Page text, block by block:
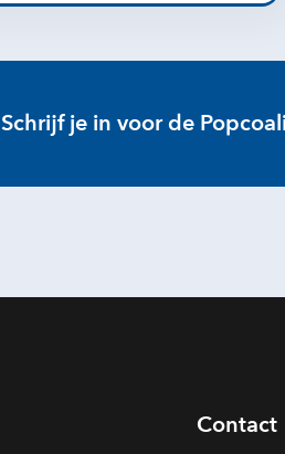
Schrijf je in voor de
Contact